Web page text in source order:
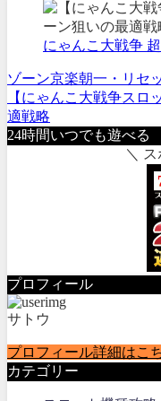
にゃんこ大戦争
ゾーン京楽朝一・リセ
【にゃんこ大戦争スロ
適戦略
24時間いつでも遊べる
＼
プロフィール
サトウ
プロフィール詳細はこ
カテゴリー